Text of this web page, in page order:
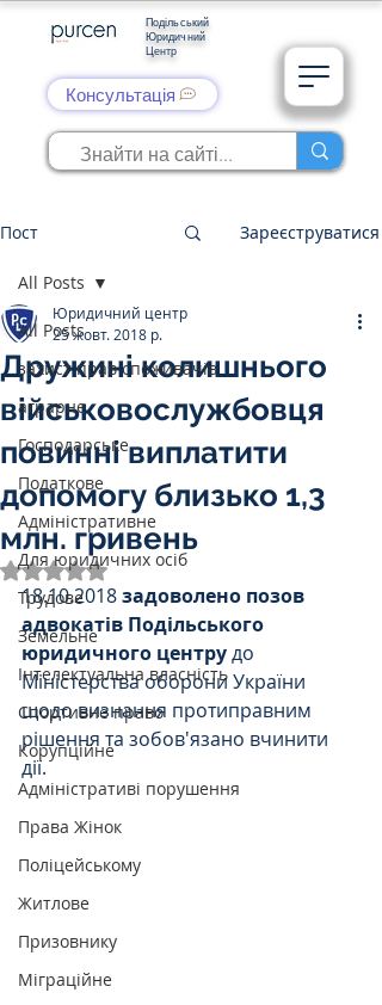
Подільський
Юридичний
Центр
Консультація
Пост Зареєструватися
All Posts
захист прав споживачів
аграрне
Господарське
Податкове
Адміністративне
Для юридичних осіб
Трудове
Земельне
Інтелектуальна власність
Спортивне право
Корупційне
Адміністративі порушення
Права Жінок
Поліцейському
Житлове
Призовнику
Міграційне
All Posts
Дружині колишнього
військовослужбовця
повинні виплатити
допомогу близько 1,3
млн. гривень
Юридичний центр
25 жовт. 2018 р.
Оцінка: NaN з 5 зірок.
18.10.2018 задоволено позов
адвокатів Подільського
юридичного центру до
Міністерства оборони України
щодо визнання протиправним
рішення та зобов'язано вчинити
дії.